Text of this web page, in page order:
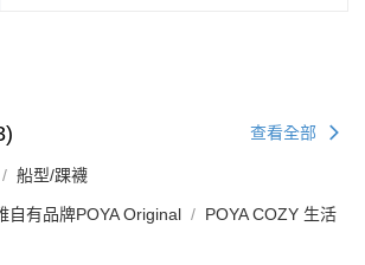
查看全部
船型/踝襪
自有品牌POYA Original
POYA COZY 生活